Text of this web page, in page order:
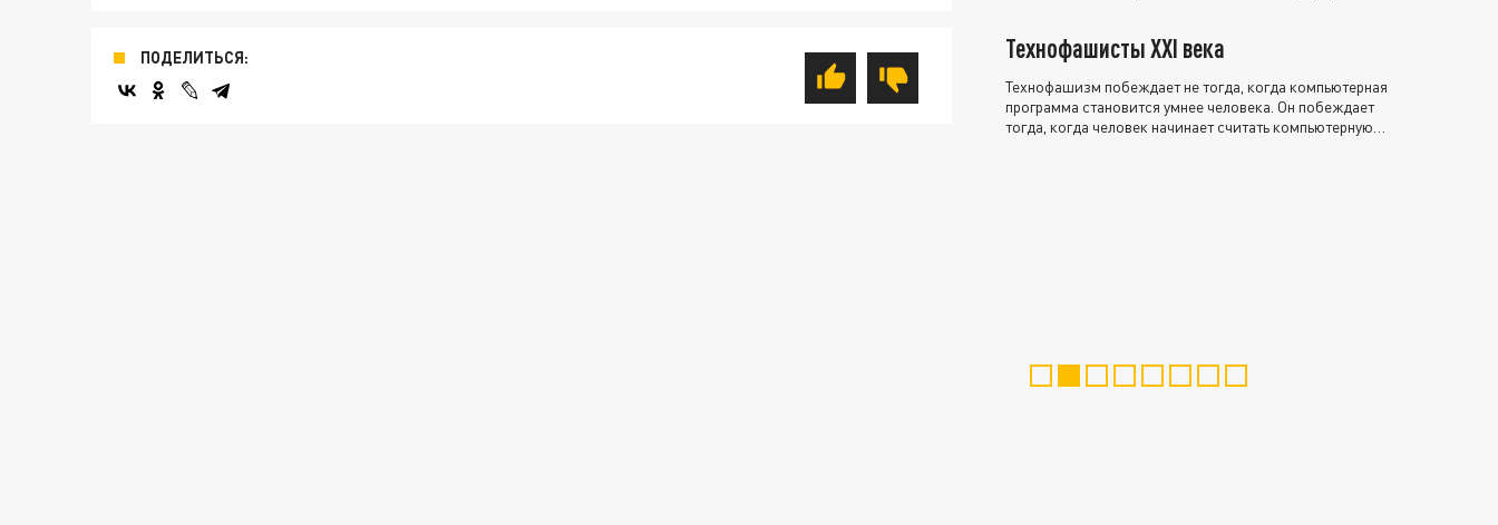
ПОДЕЛИТЬСЯ: Технофашисты XXI века
Технофашизм побеждает не тогда, когда компьютерная
программа становится умнее человека. Он побеждает
тогда, когда человек начинает считать компьютерную